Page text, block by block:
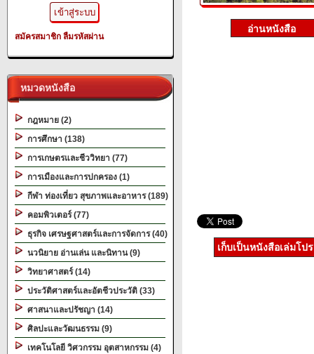
สมัครสมาชิก ลืมรหัสผ่าน
หมวดหนังสือ
กฎหมาย (2)
การศึกษา (138)
การเกษตรและชีววิทยา (77)
การเมืองและการปกครอง (1)
กีฬา ท่องเที่ยว สุขภาพและอาหาร (189)
คอมพิวเตอร์ (77)
ธุรกิจ เศรษฐศาสตร์และการจัดการ (40)
นวนิยาย อ่านเล่น และนิทาน (9)
วิทยาศาสตร์ (14)
ประวัติศาสตร์และอัตชีวประวัติ (33)
ศาสนาและปรัชญา (14)
ศิลปะและวัฒนธรรม (9)
เทคโนโลยี วิศวกรรม อุตสาหกรรม (4)
เก็บเป็นหนังสือเล่มโป